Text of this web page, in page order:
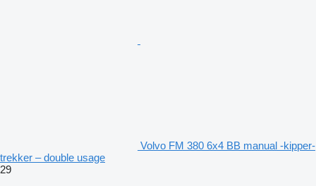
Volvo FM 380 6x4 BB manual -kipper-
trekker – double usage
29